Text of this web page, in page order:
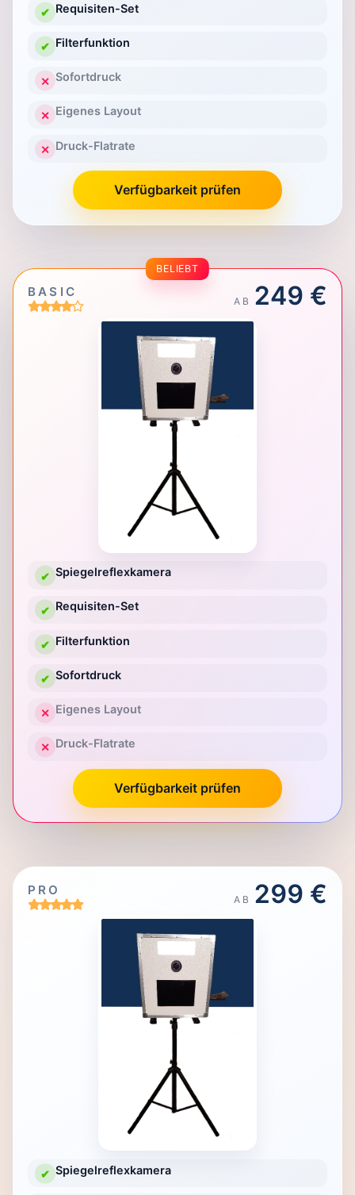
✔ Requisiten-Set
✔ Filterfunktion
✕ Sofortdruck
✕ Eigenes Layout
✕ Druck-Flatrate
Verfügbarkeit prüfen
BELIEBT
BASIC
AB 249 €
✔ Spiegelreflexkamera
✔ Requisiten-Set
✔ Filterfunktion
✔ Sofortdruck
✕ Eigenes Layout
✕ Druck-Flatrate
Verfügbarkeit prüfen
PRO
AB 299 €
✔ Spiegelreflexkamera